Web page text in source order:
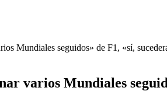
Mundiales seguidos» de F1, «sí,
varios Mundiales